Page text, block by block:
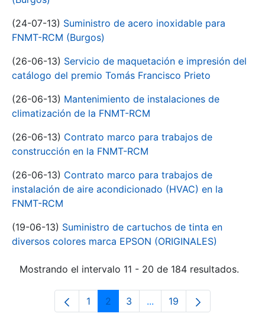
(24-07-13) Suministro de acero inoxidable para
FNMT-RCM (Burgos)
(26-06-13) Servicio de maquetación e impresión del
catálogo del premio Tomás Francisco Prieto
(26-06-13) Mantenimiento de instalaciones de
climatización de la FNMT-RCM
(26-06-13) Contrato marco para trabajos de
construcción en la FNMT-RCM
(26-06-13) Contrato marco para trabajos de
instalación de aire acondicionado (HVAC) en la
FNMT-RCM
(19-06-13) Suministro de cartuchos de tinta en
diversos colores marca EPSON (ORIGINALES)
Mostrando el intervalo 11 - 20 de 184 resultados.
Página
1 Página
2 Página
3 ...Páginas intermedias Use
Página
19